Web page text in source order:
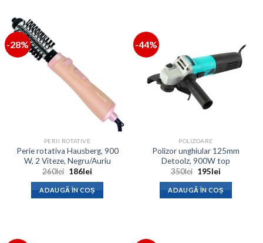
-28%
PERII ROTATIVE
Perie rotativa Hausberg, 900
W, 2 Viteze, Negru/Auriu
260lei Prețul
a
fost:
260lei.
186leiPrețul
este:
186lei.
ADAUGĂ ÎN COȘ
-44%
POLIZOARE
Polizor unghiular 125mm
Detoolz, 900W top
350lei Prețul
a
fost:
350lei.
195leiPrețul
este:
195lei.
ADAUGĂ ÎN COȘ